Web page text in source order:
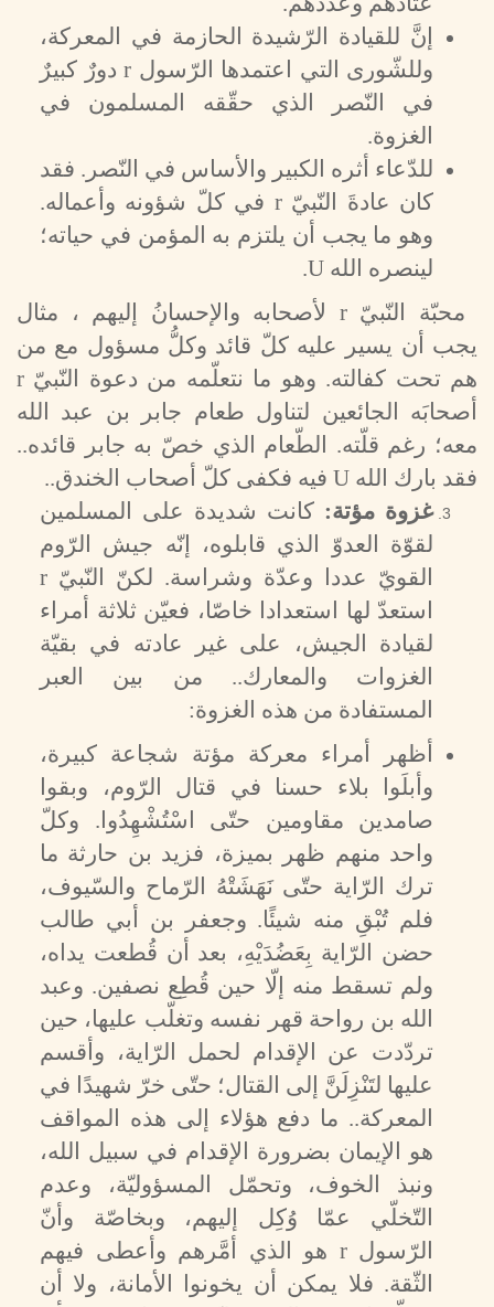
إنَّ للقيادة الرّشيدة الحازمة في المعركة،
وللشّورى التي اعتمدها الرّسول r دورٌ كبيرٌ
في النّصر الذي حقّقه المسلمون في
الغزوة.
للدّعاء أثره الكبير والأساس في النّصر. فقد
كان عادةَ النّبيّr في كلّ شؤونه وأعماله.
وهو ما يجب أن يلتزم به المؤمن في حياته؛
لينصره الله U
.
محبّة النّبيّr لأصحابه والإحسانُ إليهم ، مثال
يجب أن يسير عليه كلّ قائد وكلُّ مسؤول مع من
هم تحت كفالته. وهو ما نتعلّمه من دعوة النّبيّ r
أصحابَه الجائعين لتناول طعام جابر بن عبد الله
معه؛ رغم قلّته. الطّعام الذي خصّ به جابر قائده..
فقد بارك الله U فيه فكفى كلّ أصحاب الخندق..
غزوة مؤتة: كانت شديدة على المسلمين
لقوّة العدوّ الذي قابلوه، إنّه جيش الرّوم
القويّ عددا وعدّة وشراسة. لكنّ النّبيّ r
استعدّ لها استعدادا خاصّا، فعيّن ثلاثة أمراء
لقيادة الجيش، على غير عادته في بقيّة
الغزوات والمعارك.. من بين العبر
المستفادة من هذه الغزوة:
أظهر أمراء معركة مؤتة شجاعة كبيرة،
وأبلَوا بلاء حسنا في قتال الرّوم، وبقوا
صامدين مقاومين حتّى اسْتُشْهِدُوا. وكلّ
واحد منهم ظهر بميزة، فزيد بن حارثة ما
ترك الرّاية حتّى نَهَشَتْهُ الرّماح والسّيوف،
فلم تُبْقِ منه شيئًا. وجعفر بن أبي طالب
حضن الرّاية بِعَضُدَيْهِ، بعد أن قُطعت يداه،
ولم تسقط منه إلّا حين قُطِع نصفين. وعبد
الله بن رواحة قهر نفسه وتغلّب عليها، حين
تردّدت عن الإقدام لحمل الرّاية، وأقسم
عليها لتَنْزِلَنَّ إلى القتال؛ حتّى خرّ شهيدًا في
المعركة.. ما دفع هؤلاء إلى هذه المواقف
هو الإيمان بضرورة الإقدام في سبيل الله،
ونبذ الخوف، وتحمّل المسؤوليّة، وعدم
التّخلّي عمّا وُكِل إليهم، وبخاصّة وأنّ
الرّسولr هو الذي أمَّرهم وأعطى فيهم
الثّقة. فلا يمكن أن يخونوا الأمانة، ولا أن